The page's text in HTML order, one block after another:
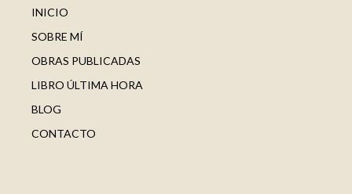
INICIO
SOBRE MÍ
OBRAS PUBLICADAS
LIBRO ÚLTIMA HORA
BLOG
CONTACTO